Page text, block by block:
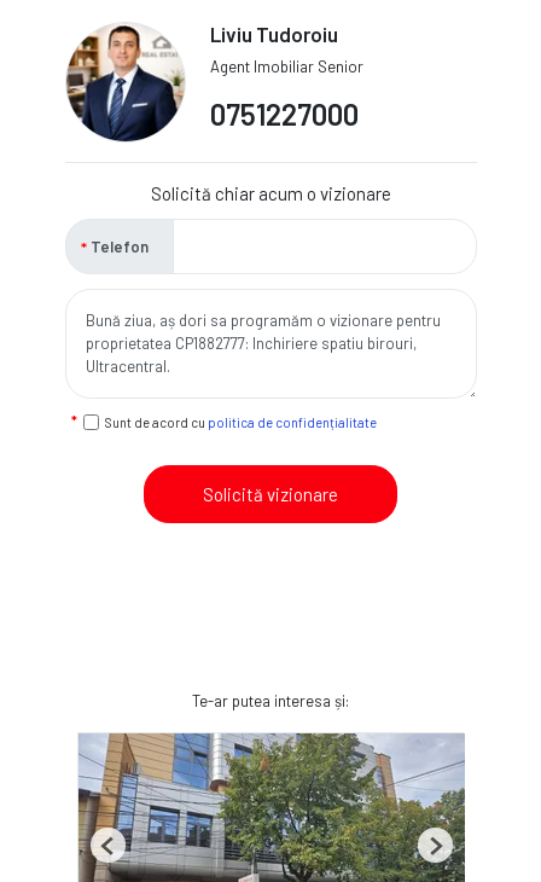
Liviu Tudoroiu
Agent Imobiliar Senior
0751227000
Solicită chiar acum o vizionare
Telefon
Sunt de acord cu politica de confidențialitate
Solicită vizionare
Te-ar putea interesa și:
Previous Next